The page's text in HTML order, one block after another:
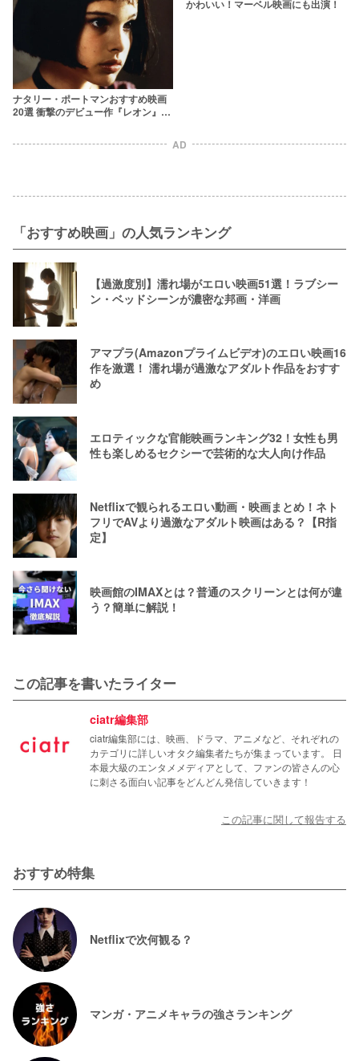
ナタリー・ポートマンおすすめ映画
20選 衝撃のデビュー作『レオン』か
かわいい！マーベル映画にも出演！
AD
「おすすめ映画」の人気ランキング
【過激度別】濡れ場がエロい映画51選！ラブシー
ン・ベッドシーンが濃密な邦画・洋画
アマプラ(Amazonプライムビデオ)のエロい映画16
作を激選！ 濡れ場が過激なアダルト作品をおすす
め
エロティックな官能映画ランキング32！女性も男
性も楽しめるセクシーで芸術的な大人向け作品
Netflixで観られるエロい動画・映画まとめ！ネト
フリでAVより過激なアダルト映画はある？【R指
定】
映画館のIMAXとは？普通のスクリーンとは何が違
う？簡単に解説！
この記事を書いたライター
ciatr編集部
ciatr編集部には、映画、ドラマ、アニメなど、それぞれの
カテゴリに詳しいオタク編集者たちが集まっています。 日
本最大級のエンタメメディアとして、ファンの皆さんの心
に刺さる面白い記事をどんどん発信していきます！
この記事に関して報告する
おすすめ特集
Netflixで次何観る？
マンガ・アニメキャラの強さランキング